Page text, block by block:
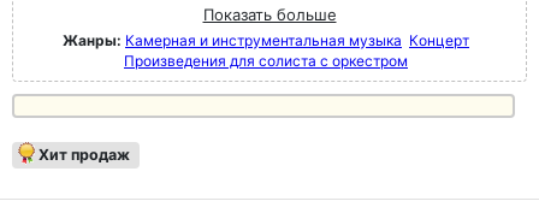
Показать больше
Жанры: Камерная и инструментальная музыка Концерт
Произведения для солиста с оркестром
Хит продаж